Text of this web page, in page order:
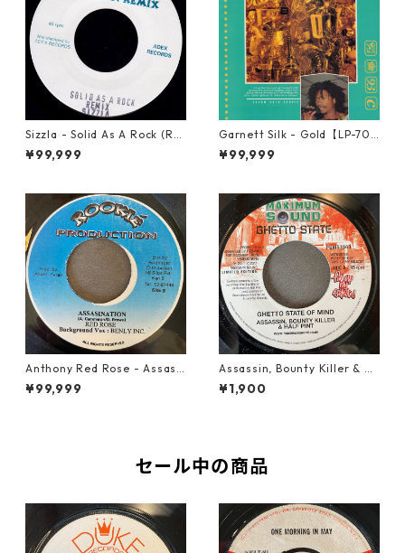
Sizzla - Solid As A Rock (Re
mix)【7-21821】
¥99,999
Garnett Silk - Gold【LP-70
064】
¥99,999
Anthony Red Rose - Assasi
nation【7-21754】
¥99,999
Assassin, Bounty Killer & Ha
lf Pint - Ghetto State Of Mi
nd【7-21692】
¥1,900
セール中の商品